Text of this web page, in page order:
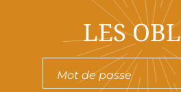
LES